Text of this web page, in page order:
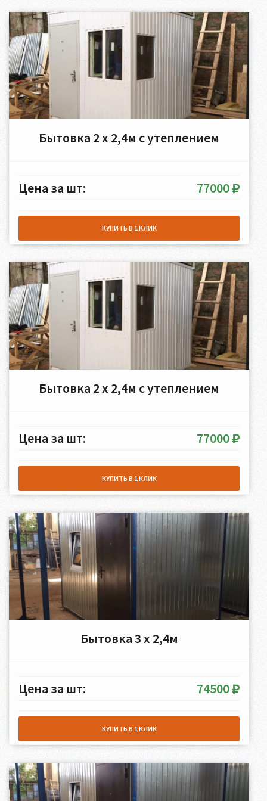
Бытовка 2 х 2,4м с утеплением
Цена за шт: 77000
КУПИТЬ В 1 КЛИК
Бытовка 2 х 2,4м с утеплением
Цена за шт: 77000
КУПИТЬ В 1 КЛИК
Бытовка 3 х 2,4м
Цена за шт: 74500
КУПИТЬ В 1 КЛИК